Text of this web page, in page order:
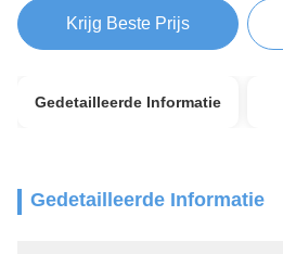
Krijg Beste Prijs
Gedetailleerde Informatie
Gedetailleerde Informatie